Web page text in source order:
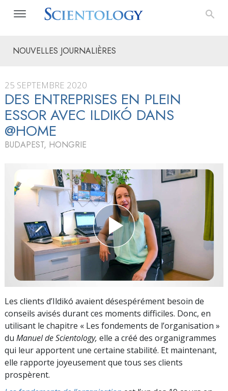
NOUVELLES JOURNALIÈRES
25 SEPTEMBRE 2020
DES ENTREPRISES EN PLEIN
ESSOR AVEC ILDIKÓ DANS
@HOME
BUDAPEST, HONGRIE
Les clients d’Ildikó avaient désespérément besoin de
conseils avisés durant ces moments difficiles. Donc, en
utilisant le chapitre « Les fondements de l’organisation »
du Manuel de Scientology, elle a créé des organigrammes
qui leur apportent une certaine stabilité. Et maintenant,
elle rapporte joyeusement que tous ses clients
prospèrent.